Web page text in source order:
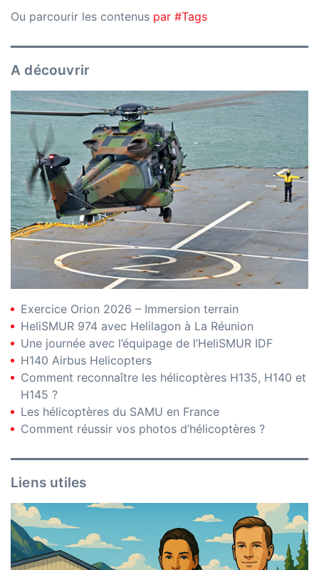
Ou parcourir les contenus par #Tags
A découvrir
Exercice Orion 2026 – Immersion terrain
HeliSMUR 974 avec Helilagon à La Réunion
Une journée avec l’équipage de l’HeliSMUR IDF
H140 Airbus Helicopters
Comment reconnaître les hélicoptères H135, H140 et
H145 ?
Les hélicoptères du SAMU en France
Comment réussir vos photos d’hélicoptères ?
Liens utiles